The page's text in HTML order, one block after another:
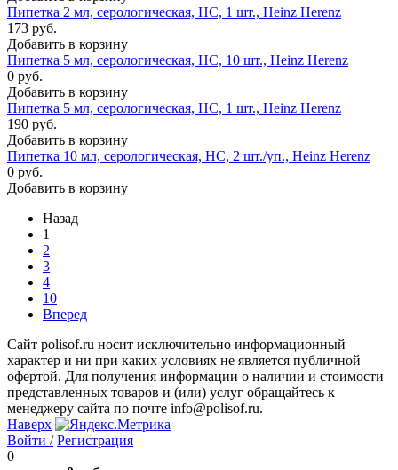
Пипетка 2 мл, серологическая, НС, 1 шт., Heinz Herenz
173 руб.
Добавить в корзину
Пипетка 5 мл, серологическая, НС, 10 шт., Heinz Herenz
0 руб.
Добавить в корзину
Пипетка 5 мл, серологическая, НС, 1 шт., Heinz Herenz
190 руб.
Добавить в корзину
Пипетка 10 мл, серологическая, НС, 2 шт./уп., Heinz Herenz
0 руб.
Добавить в корзину
Назад
1
2
3
4
10
Вперед
Сайт polisof.ru носит исключительно информационный
характер и ни при каких условиях не является публичной
офертой. Для получения информации о наличии и стоимости
представленных товаров и (или) услуг обращайтесь к
менеджеру сайта по почте info@polisof.ru.
Наверх
Войти / Регистрация
0